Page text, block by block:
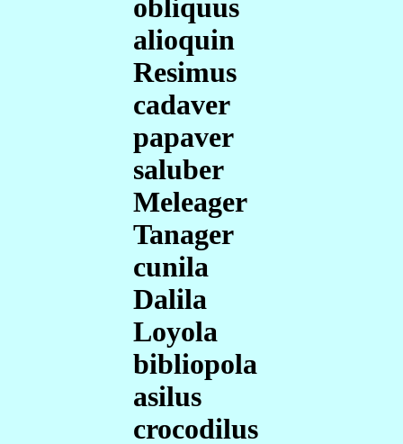
obliquus
alioquin
Resimus
cadaver
papaver
saluber
Meleager
Tanager
cunila
Dalila
Loyola
bibliopola
asilus
crocodilus